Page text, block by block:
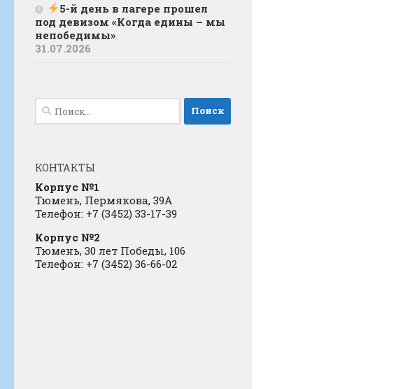
5-й день в лагере прошел
под девизом «Когда едины – мы
непобедимы»
31.07.2026
Найти:
КОНТАКТЫ
Корпус №1
Тюмень, Пермякова, 39А
Телефон: +7 (3452) 33-17-39
Корпус №2
Тюмень, 30 лет Победы, 106
Телефон: +7 (3452) 36-66-02